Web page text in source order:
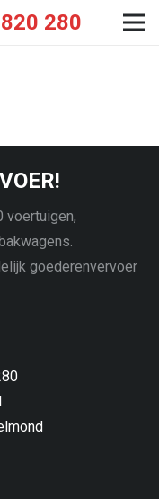
280
voertuigen,
goederenvervoer